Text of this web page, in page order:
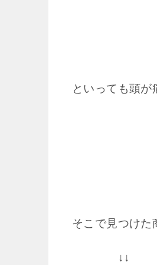
といっても頭が
そこで見つけた
↓↓